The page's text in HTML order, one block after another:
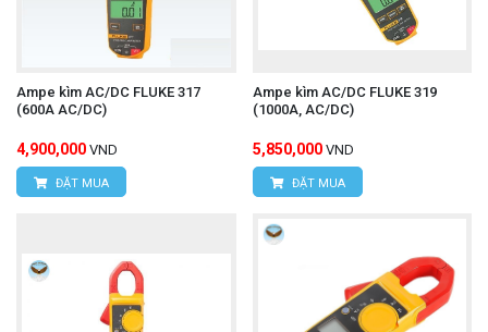
Ampe kìm AC/DC FLUKE 317
(600A AC/DC)
4,900,000 VND
ĐẶT MUA
Ampe kìm AC/DC FLUKE 319
(1000A, AC/DC)
5,850,000 VND
ĐẶT MUA